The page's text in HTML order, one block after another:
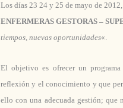
Los días 23 24 y 25 de mayo de
ENFERMERAS GESTORAS –
tiempos, nuevas oportunidades«.
El objetivo es ofrecer un
reflexión y el conocimiento y que
ello con una adecuada gestión; que